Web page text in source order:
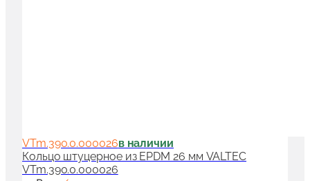
VTm.390.0.000026в наличии
Кольцо штуцерное из EPDM 26 мм VALTEC
VTm.390.0.000026